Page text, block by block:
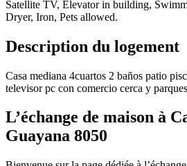
Satellite TV, Elevator in building,
Dryer, Iron, Pets allowed.
Description du logement
Casa mediana 4cuartos 2 baños patio
televisor pc con comercio cerca y parques
L’échange de maison à
Guayana 8050